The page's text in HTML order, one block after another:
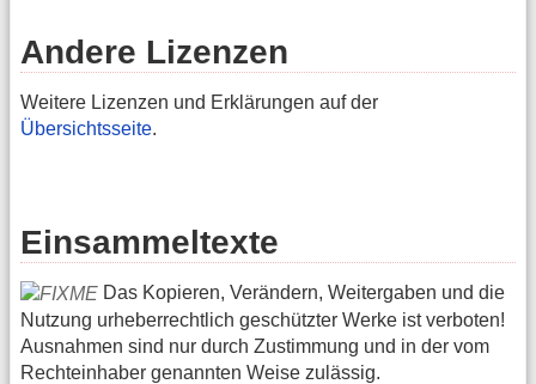
Andere Lizenzen
Weitere Lizenzen und Erklärungen auf der
Übersichtsseite.
Einsammeltexte
Das Kopieren, Verändern, Weitergaben und die
Nutzung urheberrechtlich geschützter Werke ist verboten!
Ausnahmen sind nur durch Zustimmung und in der vom
Rechteinhaber genannten Weise zulässig.